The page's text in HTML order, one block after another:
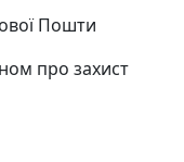
Пошти
про захист